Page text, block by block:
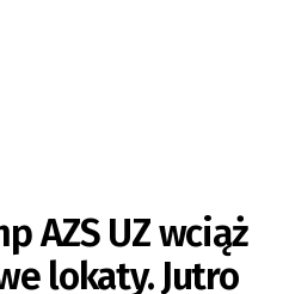
AZS UZ wciąż
lokaty. Jutro